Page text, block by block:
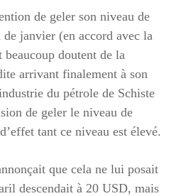
de geler son niveau de
janvier (en accord avec la
doutent de la
arrivant finalement à son
du pétrole de Schiste
de geler le niveau de
tant ce niveau est élevé.
que cela ne lui posait
descendait à 20 USD, mais